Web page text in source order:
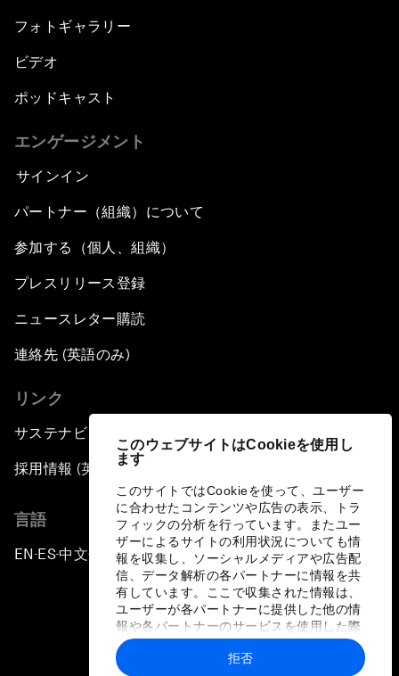
このウェブサイトはCookieを使用し
ます
このサイトではCookieを使って、ユーザー
に合わせたコンテンツや広告の表示、トラ
フィックの分析を行っています。またユー
ザーによるサイトの利用状況についても情
報を収集し、ソーシャルメディアや広告配
信、データ解析の各パートナーに情報を共
有しています。ここで収集された情報は、
ユーザーが各パートナーに提供した他の情
報や各パートナーのサービスを使用した際
に収集された情報と組み合わされ、各パー
トナーによって使用されることがありま
拒否
フォトギャラリー
ビデオ
ポッドキャスト
エンゲージメント
サインイン
パートナー（組織）について
参加する（個人、組織）
プレスリリース登録
ニュースレター購読
連絡先 (英語のみ)
リンク
サステナビリティへの取り組み
採用情報 (英語のみ)
言語
EN ▪ES▪中文▪ 日本語